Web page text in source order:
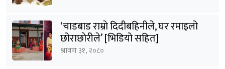
‘चाडबाड राम्राे दिदीबहिनीले, घर रमाइलो
छोराछाेरीले’ [भिडियो सहित]
श्रावण ३१, २०८०